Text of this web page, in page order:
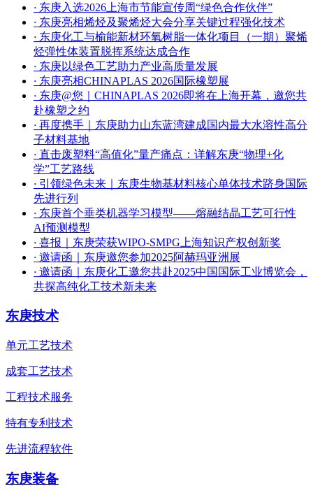
· 东庚入选2026上海市节能宣传周“绿色合作伙伴”
· 东庚亮相烯烃及聚烯烃大会分享关键过程强化技术
· 东庚化工与榆能新材环氧树脂一体化项目（一期）聚烯
烃弹性体装置脱挥系统达成合作
· 东庚以绿色工艺助力产业高质量发展
· 东庚亮相CHINAPLAS 2026国际橡塑展
· 东庚@您｜CHINAPLAS 2026即将在上海开幕，邀您共
赴橡塑之约
· 再度携手｜东庚助力山东蓝湾建成国内最大水溶性高分
子材料基地
· 直击废塑料“高值化”量产痛点：详解东庚“物理+化
学”工艺路线
· 引领绿色未来｜东庚生物基材料核心单体技术跻身国际
先进行列
· 东庚首个垂类机器学习模型——熔融结晶工艺可行性
AI预测模型
· 喜报｜东庚荣获WIPO-SMPG上海知识产权创新奖
· 邀请函｜东庚邀您参加2025阿赫玛亚洲展
· 邀请函｜东庚化工邀您共赴2025中国国际工业博览会，
共探高纯化工技术新未来
东庚技术
单元工艺技术
成套工艺技术
工程技术服务
特有专利技术
先进流程软件
东庚装备